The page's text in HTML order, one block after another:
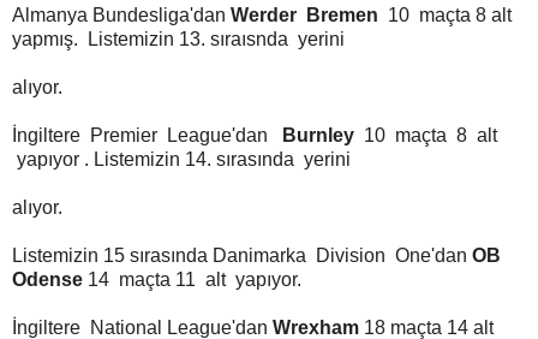
Almanya Bundesliga'dan Werder Bremen 10 maçta 8 alt
yapmış. Listemizin 13. sıraısnda yerini
alıyor.
İngiltere Premier League'dan Burnley 10 maçta 8 alt
yapıyor . Listemizin 14. sırasında yerini
alıyor.
Listemizin 15 sırasında Danimarka Division One'dan OB
Odense 14 maçta 11 alt yapıyor.
İngiltere National League'dan Wrexham 18 maçta 14 alt